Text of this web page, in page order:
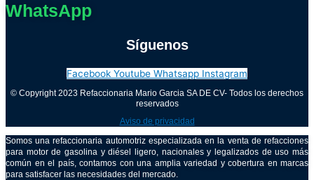
WhatsApp
Síguenos
Facebook Youtube Whatsapp Instagram
© Copyright 2023 Refaccionaria Mario Garcia SA DE CV- Todos los derechos
reservados
Aviso de privacidad
Somos una refaccionaria automotriz especializada en la venta de refacciones
para motor de gasolina y diésel ligero, nacionales y legalizados de uso más
común en el país, contamos con una amplia variedad y cobertura en marcas
para satisfacer las necesidades del mercado.